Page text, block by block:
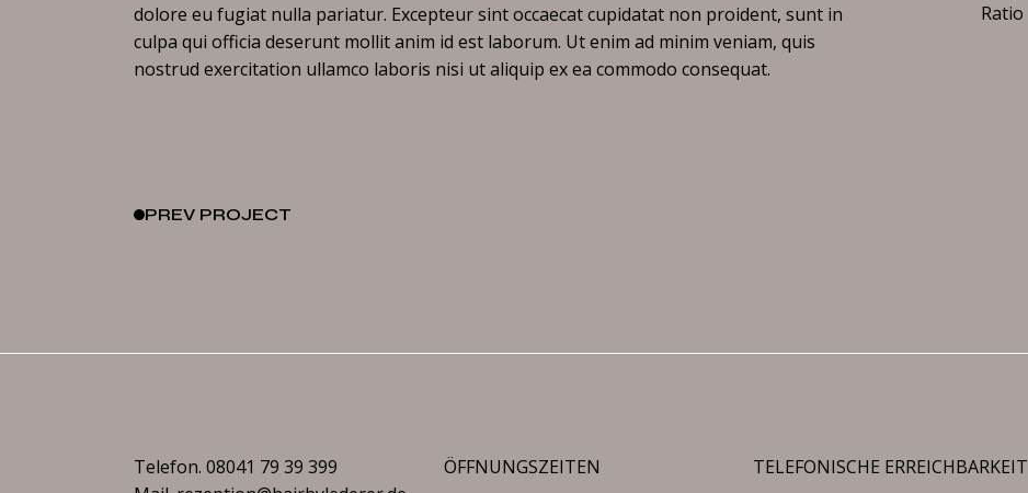
dolore eu fugiat nulla pariatur. Excepteur sint occaecat cupidatat non proident, sunt in
culpa qui officia deserunt mollit anim id est laborum. Ut enim ad minim veniam, quis
nostrud exercitation ullamco laboris nisi ut aliquip ex ea commodo consequat.
Ratio
PREV PROJECT
Telefon. 08041 79 39 399
ÖFFNUNGSZEITEN TELEFONISCHE ERREICHBARKEIT